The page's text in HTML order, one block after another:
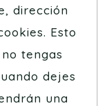
dirección
Esto
tengas
dejes
una